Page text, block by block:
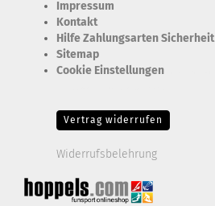
Impressum
Kontakt
Hilfe Zahlungsarten Sicherheit
Sitemap
Cookie Einstellungen
Vertrag widerrufen
Widerrufsbelehrung